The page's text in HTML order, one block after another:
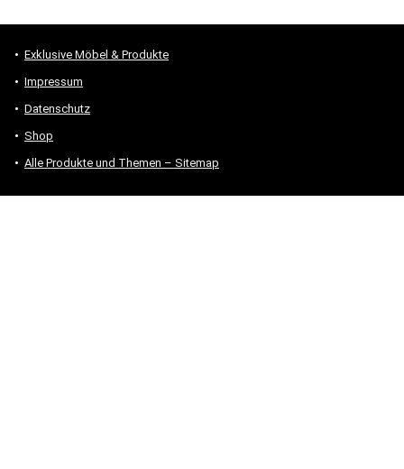
Exklusive Möbel & Produkte
Impressum
Datenschutz
Shop
Alle Produkte und Themen – Sitemap